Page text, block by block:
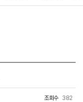
조회수 382